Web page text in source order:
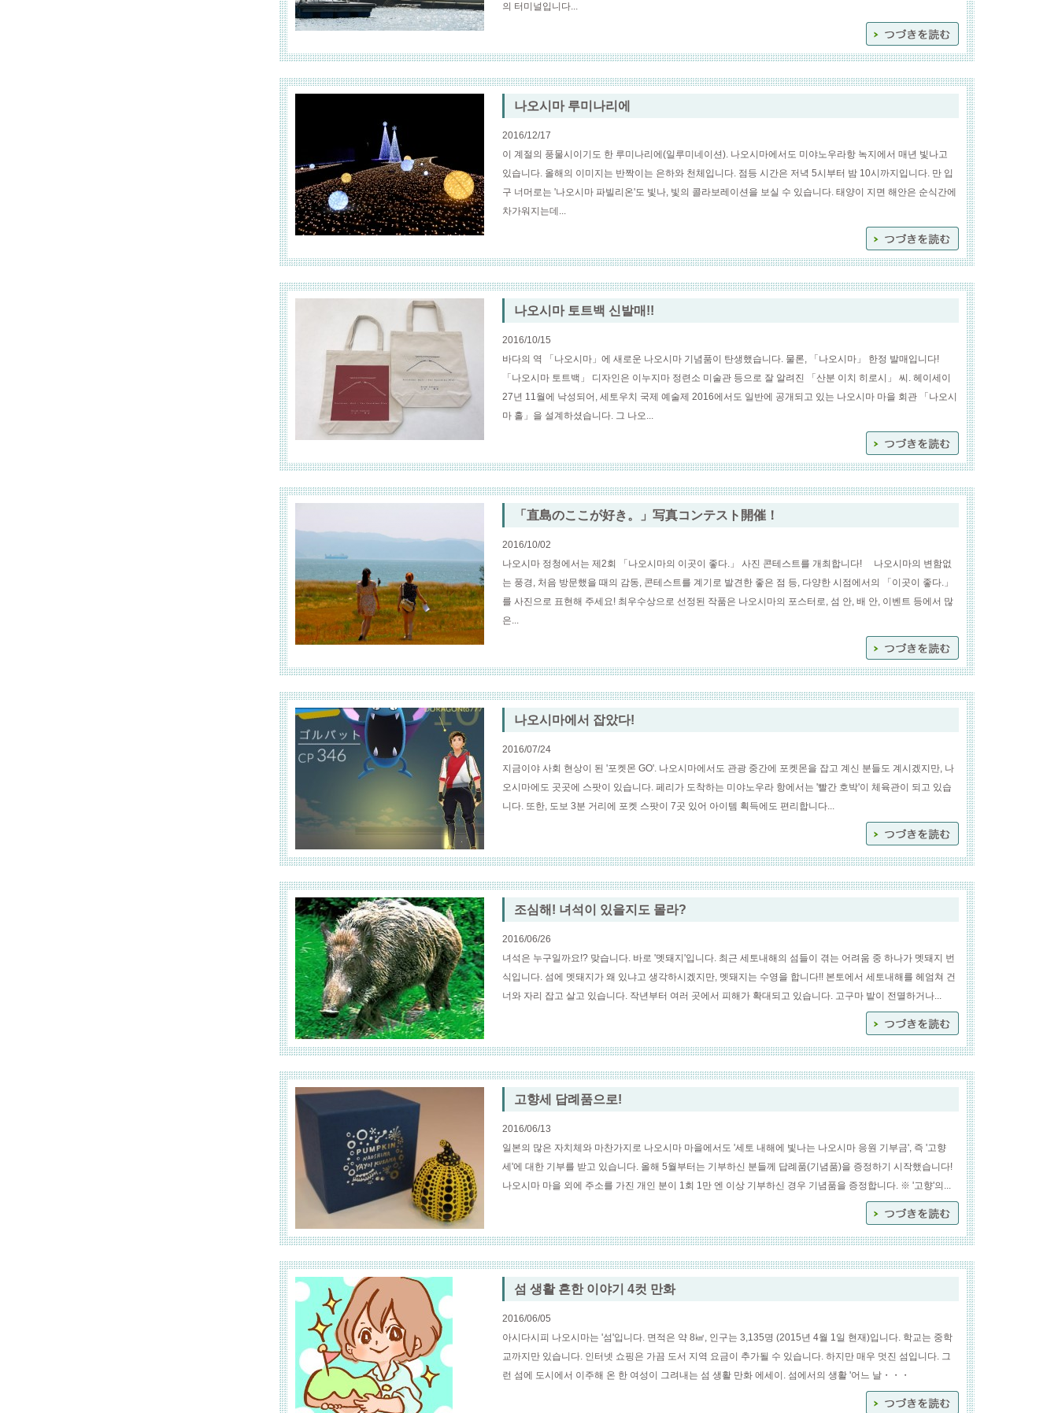
의 터미널입니다...
나오시마 루미나리에
2016/12/17
이 계절의 풍물시이기도 한 루미나리에(일루미네이션). 나오시마에서도 미야노우라항 녹지에서 매년 빛나고
있습니다. 올해의 이미지는 반짝이는 은하와 천체입니다. 점등 시간은 저녁 5시부터 밤 10시까지입니다. 만 입
구 너머로는 '나오시마 파빌리온'도 빛나, 빛의 콜라보레이션을 보실 수 있습니다. 태양이 지면 해안은 순식간에
차가워지는데...
나오시마 토트백 신발매!!
2016/10/15
바다의 역 「나오시마」에 새로운 나오시마 기념품이 탄생했습니다. 물론, 「나오시마」 한정 발매입니다!
「나오시마 토트백」 디자인은 이누지마 정련소 미술관 등으로 잘 알려진 「산분 이치 히로시」 씨. 헤이세이
27년 11월에 낙성되어, 세토우치 국제 예술제 2016에서도 일반에 공개되고 있는 나오시마 마을 회관 「나오시
마 홀」을 설계하셨습니다. 그 나오...
「直島のここが好き。」写真コンテスト開催！
2016/10/02
나오시마 정청에서는 제2회 「나오시마의 이곳이 좋다.」 사진 콘테스트를 개최합니다! 나오시마의 변함없
는 풍경, 처음 방문했을 때의 감동, 콘테스트를 계기로 발견한 좋은 점 등, 다양한 시점에서의 「이곳이 좋다.」
를 사진으로 표현해 주세요! 최우수상으로 선정된 작품은 나오시마의 포스터로, 섬 안, 배 안, 이벤트 등에서 많
은...
나오시마에서 잡았다!
2016/07/24
지금이야 사회 현상이 된 '포켓몬 GO'. 나오시마에서도 관광 중간에 포켓몬을 잡고 계신 분들도 계시겠지만, 나
오시마에도 곳곳에 스팟이 있습니다. 페리가 도착하는 미야노우라 항에서는 '빨간 호박'이 체육관이 되고 있습
니다. 또한, 도보 3분 거리에 포켓 스팟이 7곳 있어 아이템 획득에도 편리합니다...
조심해! 녀석이 있을지도 몰라?
2016/06/26
녀석은 누구일까요!? 맞습니다. 바로 '멧돼지'입니다. 최근 세토내해의 섬들이 겪는 어려움 중 하나가 멧돼지 번
식입니다. 섬에 멧돼지가 왜 있냐고 생각하시겠지만, 멧돼지는 수영을 합니다!! 본토에서 세토내해를 헤엄쳐 건
너와 자리 잡고 살고 있습니다. 작년부터 여러 곳에서 피해가 확대되고 있습니다. 고구마 밭이 전멸하거나...
고향세 답례품으로!
2016/06/13
일본의 많은 자치체와 마찬가지로 나오시마 마을에서도 '세토 내해에 빛나는 나오시마 응원 기부금', 즉 '고향
세'에 대한 기부를 받고 있습니다. 올해 5월부터는 기부하신 분들께 답례품(기념품)을 증정하기 시작했습니다!
나오시마 마을 외에 주소를 가진 개인 분이 1회 1만 엔 이상 기부하신 경우 기념품을 증정합니다. ※ '고향'의...
섬 생활 흔한 이야기 4컷 만화
2016/06/05
아시다시피 나오시마는 '섬'입니다. 면적은 약 8㎢, 인구는 3,135명 (2015년 4월 1일 현재)입니다. 학교는 중학
교까지만 있습니다. 인터넷 쇼핑은 가끔 도서 지역 요금이 추가될 수 있습니다. 하지만 매우 멋진 섬입니다. 그
런 섬에 도시에서 이주해 온 한 여성이 그려내는 섬 생활 만화 에세이. 섬에서의 생활 '어느 날・・・